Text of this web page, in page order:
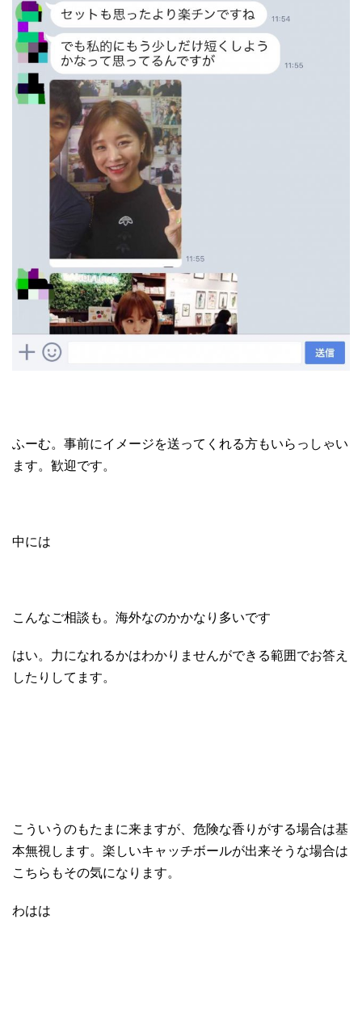
ふーむ。事前にイメージを送ってくれる方もいらっしゃい
ます。歓迎です。
中には
こんなご相談も。海外なのかかなり多いです
はい。力になれるかはわかりませんができる範囲でお答え
したりしてます。
こういうのもたまに来ますが、危険な香りがする場合は基
本無視します。楽しいキャッチボールが出来そうな場合は
こちらもその気になります。
わはは